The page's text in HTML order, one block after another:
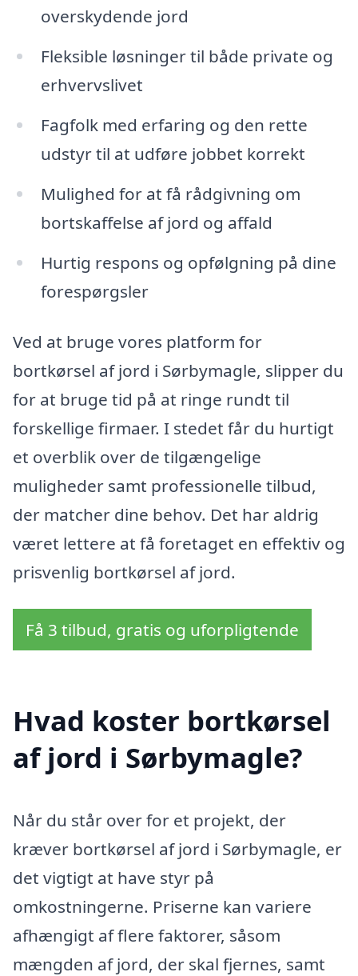
overskydende jord
Fleksible løsninger til både private og
erhvervslivet
Fagfolk med erfaring og den rette
udstyr til at udføre jobbet korrekt
Mulighed for at få rådgivning om
bortskaffelse af jord og affald
Hurtig respons og opfølgning på dine
forespørgsler
Ved at bruge vores platform for
bortkørsel af jord i Sørbymagle, slipper du
for at bruge tid på at ringe rundt til
forskellige firmaer. I stedet får du hurtigt
et overblik over de tilgængelige
muligheder samt professionelle tilbud,
der matcher dine behov. Det har aldrig
været lettere at få foretaget en effektiv og
prisvenlig bortkørsel af jord.
Få 3 tilbud, gratis og uforpligtende
Hvad koster bortkørsel
af jord i Sørbymagle?
Når du står over for et projekt, der
kræver bortkørsel af jord i Sørbymagle, er
det vigtigt at have styr på
omkostningerne. Priserne kan variere
afhængigt af flere faktorer, såsom
mængden af jord, der skal fjernes, samt